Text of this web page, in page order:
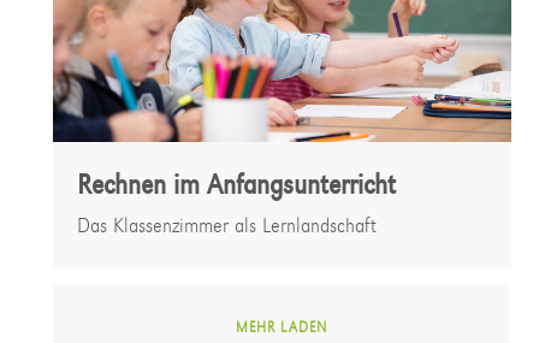
Rechnen im Anfangsunterricht
Das Klassenzimmer als Lernlandschaft
MEHR LADEN